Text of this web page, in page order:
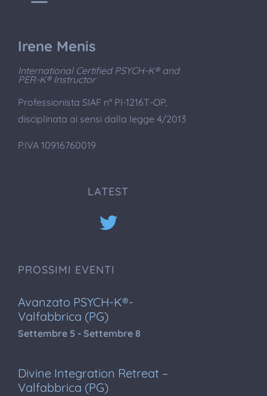
Irene Menis
International Certified PSYCH-K® and
PER-K® Instructor
Professionista SIAF n° PI-1216T-OP,
disciplinata ai sensi dalla legge 4/2013
P.IVA 10916760019
LATEST
PROSSIMI EVENTI
Avanzato PSYCH-K®-
Valfabbrica (PG)
Settembre 5 - Settembre 8
Divine Integration Retreat –
Valfabbrica (PG)